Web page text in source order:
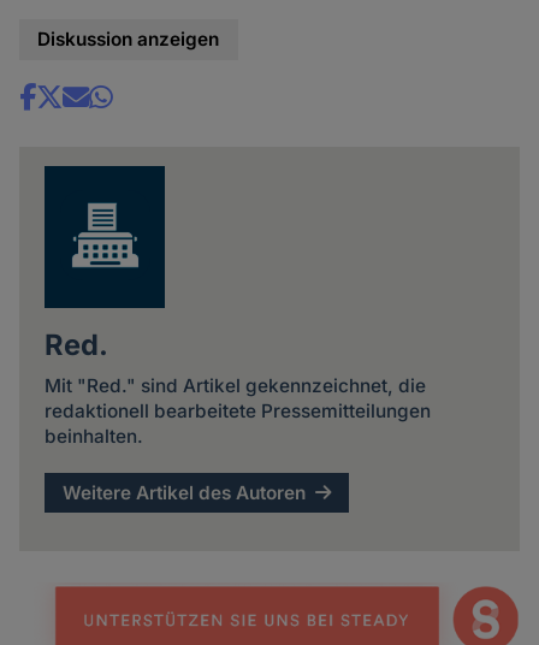
Diskussion anzeigen
Share
Red.
Mit "Red." sind Artikel gekennzeichnet, die
redaktionell bearbeitete Pressemitteilungen
beinhalten.
Weitere Artikel des Autoren